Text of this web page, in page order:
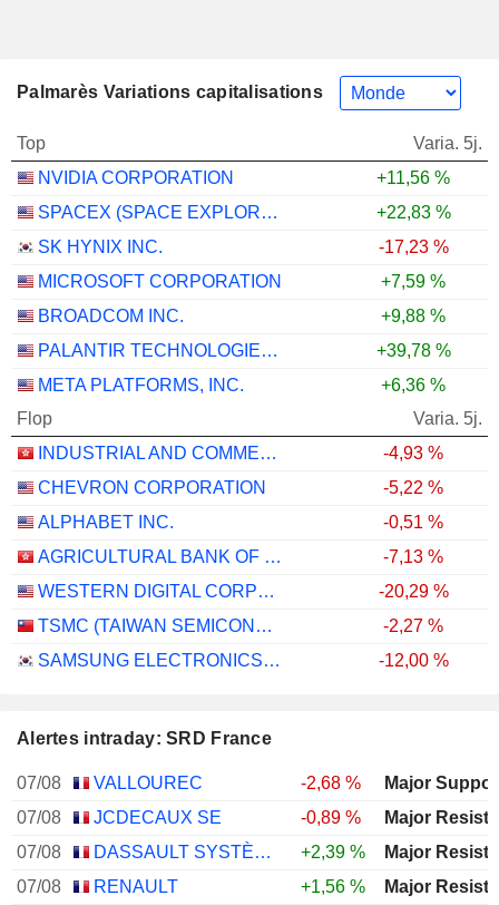
Palmarès Variations capitalisations
Top
Varia. 5j.
NVIDIA CORPORATION
+11,56 %
SPACEX (SPACE EXPLORATION TECHNOLOGIES)
+22,83 %
SK HYNIX INC.
-17,23 %
MICROSOFT CORPORATION
+7,59 %
BROADCOM INC.
+9,88 %
PALANTIR TECHNOLOGIES INC.
+39,78 %
META PLATFORMS, INC.
+6,36 %
Flop
Varia. 5j.
INDUSTRIAL AND COMMERCIAL BANK OF CHINA LIMITED
-4,93 %
CHEVRON CORPORATION
-5,22 %
ALPHABET INC.
-0,51 %
AGRICULTURAL BANK OF CHINA LIMITED
-7,13 %
WESTERN DIGITAL CORPORATION
-20,29 %
TSMC (TAIWAN SEMICONDUCTOR MANUFACTURING COMPANY)
-2,27 %
SAMSUNG ELECTRONICS CO., LTD.
-12,00 %
Alertes intraday: SRD France
07/08 VALLOUREC
-2,68 %
07/08
JCDECAUX SE
-0,89 %
07/08
DASSAULT SYSTÈMES SE
+2,39 %
07/08
RENAULT
+1,56 %